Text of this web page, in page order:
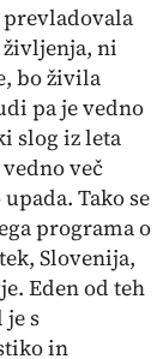
ni
bo živila
pa je vedno
slog iz leta
več
Tako se
programa o
Slovenija,
Eden od teh
je s
in